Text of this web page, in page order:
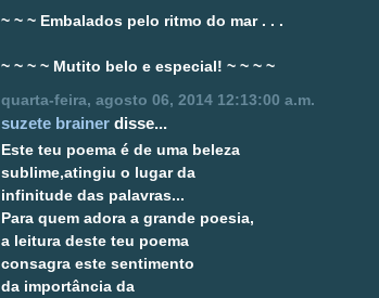
~ ~ ~ Embalados pelo ritmo do mar . . .
~ ~ ~ ~ Mutito belo e especial! ~ ~ ~ ~
quarta-feira, agosto 06, 2014 12:13:00 a.m.
suzete brainer disse...
Este teu poema é de uma beleza
sublime,atingiu o lugar da
infinitude das palavras...
Para quem adora a grande poesia,
a leitura deste teu poema
consagra este sentimento
da importância da